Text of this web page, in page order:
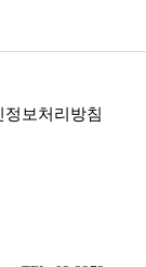
정보처리방침